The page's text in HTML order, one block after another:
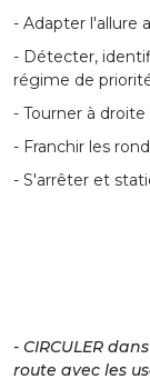
- Adapter l'allure
- Détecter,
régime de
- Tourner à
- Franchir les
- S'arrêter et
- CIRCULER
route avec les